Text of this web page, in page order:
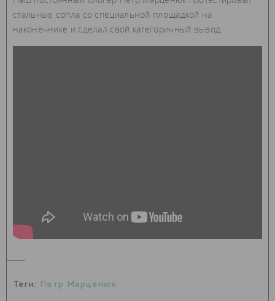
стальные сопла со специальной площадкой на
наконечнике и сделал свой категоричный вывод.
Теги: Петр Марценюк